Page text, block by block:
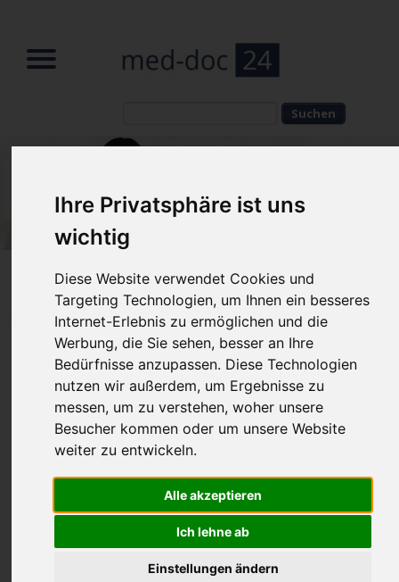
Ihre Privatsphäre ist uns
wichtig
Diese Website verwendet Cookies und
Targeting Technologien, um Ihnen ein besseres
Internet-Erlebnis zu ermöglichen und die
Werbung, die Sie sehen, besser an Ihre
Bedürfnisse anzupassen. Diese Technologien
nutzen wir außerdem, um Ergebnisse zu
messen, um zu verstehen, woher unsere
Besucher kommen oder um unsere Website
weiter zu entwickeln.
Alle akzeptieren
Ich lehne ab
Einstellungen ändern
Home»Fachbereiche» Schönheitschirurgie»
Schönheitschirurgie Zug
Schönheitschirurgie Zug – die
moderne Plastische Chirurgie
verhilft zum gewünschten Aussehen